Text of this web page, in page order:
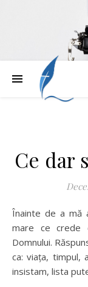
Ce dar
Înainte de a mă apuca de scris, mi-am întrebat fata cea
mare ce crede
Domnului.
ca: viața, timpul,
insistam, lista